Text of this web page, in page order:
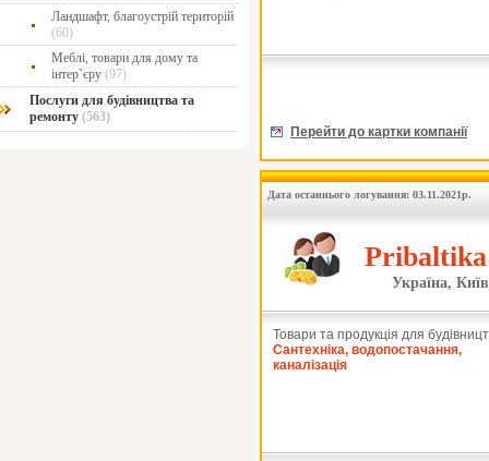
Ландшафт, благоустрій територій
(60)
Меблі, товари для дому та
інтер`єру (97)
Послуги для будівництва та
ремонту (563)
Перейти до картки компанії
Дата останнього логування: 03.11.2021р.
Україна,
Товари та продукція для
Сантехніка, водопостачання,
каналізація